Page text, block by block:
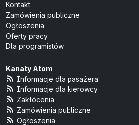
Kontakt
Zamówienia publiczne
Ogłoszenia
Oferty pracy
Dla programistów
Kanały Atom
Informacje dla pasażera
Informacje dla kierowcy
Zakłócenia
Zamówienia publiczne
Ogłoszenia